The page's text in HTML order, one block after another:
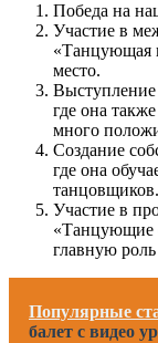
Победа на
Участие в
«Танцующая
место.
Выступление
где она
много
Создание
где она
танцовщиков.
Участие в
«Танцующие
главную
Популярные
балет с видео